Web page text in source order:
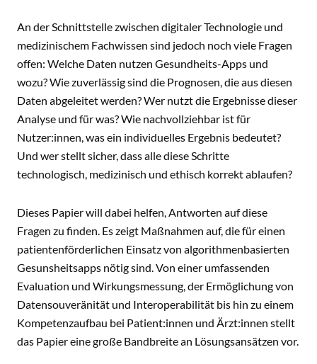
An der Schnittstelle zwischen digitaler Technologie und
medizinischem Fachwissen sind jedoch noch viele Fragen
offen: Welche Daten nutzen Gesundheits-Apps und
wozu? Wie zuverlässig sind die Prognosen, die aus diesen
Daten abgeleitet werden? Wer nutzt die Ergebnisse dieser
Analyse und für was? Wie nachvollziehbar ist für
Nutzer:innen, was ein individuelles Ergebnis bedeutet?
Und wer stellt sicher, dass alle diese Schritte
technologisch, medizinisch und ethisch korrekt ablaufen?
Dieses Papier will dabei helfen, Antworten auf diese
Fragen zu finden. Es zeigt Maßnahmen auf, die für einen
patientenförderlichen Einsatz von algorithmenbasierten
Gesunsheitsapps nötig sind. Von einer umfassenden
Evaluation und Wirkungsmessung, der Ermöglichung von
Datensouveränität und Interoperabilität bis hin zu einem
Kompetenzaufbau bei Patient:innen und Ärzt:innen stellt
das Papier eine große Bandbreite an Lösungsansätzen vor.